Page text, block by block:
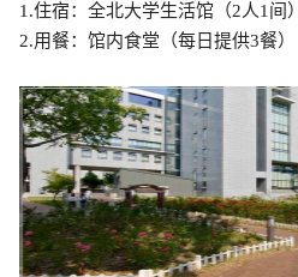
1.住宿：全北大学生活馆（2人1 间）
2.用餐：馆内食堂（每日提供3餐）